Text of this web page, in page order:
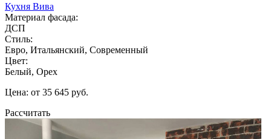
Кухня Вива
Материал фасада:
ДСП
Стиль:
Евро, Итальянский, Современный
Цвет:
Белый, Орех
Цена: от 35 645 руб.
Рассчитать